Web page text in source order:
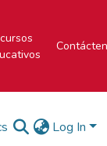
Log In